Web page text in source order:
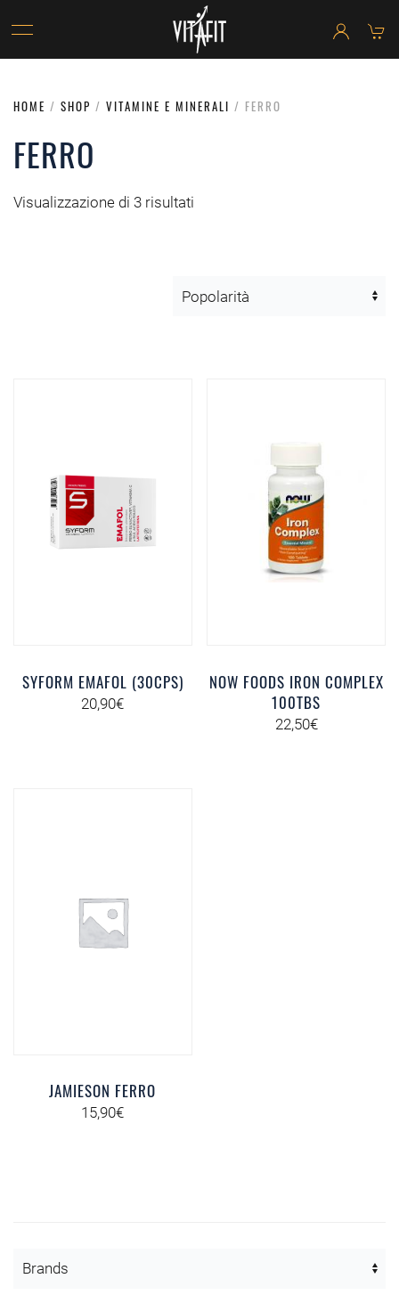
HOME / SHOP / VITAMINE E MINERALI / FERRO
FERRO
Visualizzazione di 3 risultati
SYFORM EMAFOL (30CPS)
20,90€
NOW FOODS IRON COMPLEX
100TBS
22,50€
JAMIESON FERRO
15,90€